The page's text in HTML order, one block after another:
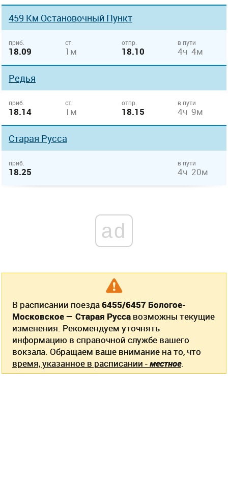
459 Км Остановочный Пункт
приб.
18.09
ст.
1м
отпр.
18.10
в пути
4ч 4м
Редья
приб.
18.14
ст.
1м
отпр.
18.15
в пути
4ч 9м
Старая Русса
приб.
18.25
в пути
4ч 20м
ad
В расписании поезда6455/6457 Бологое-
Московское — Старая Русса возможны текущие
изменения. Рекомендуем уточнять
информацию в справочной службе вашего
вокзала. Обращаем ваше внимание на то, что
время, указанное в расписании -местное.